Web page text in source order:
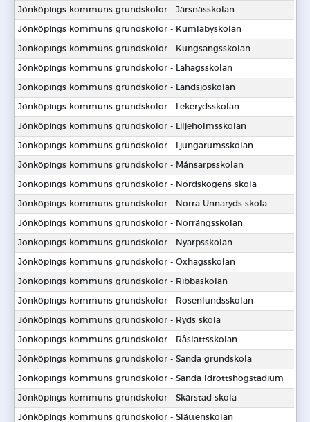
Jönköpings kommuns grundskolor - Järsnässkolan
Jönköpings kommuns grundskolor - Kumlabyskolan
Jönköpings kommuns grundskolor - Kungsängsskolan
Jönköpings kommuns grundskolor - Lahagsskolan
Jönköpings kommuns grundskolor - Landsjöskolan
Jönköpings kommuns grundskolor - Lekerydsskolan
Jönköpings kommuns grundskolor - Liljeholmsskolan
Jönköpings kommuns grundskolor - Ljungarumsskolan
Jönköpings kommuns grundskolor - Månsarpsskolan
Jönköpings kommuns grundskolor - Nordskogens skola
Jönköpings kommuns grundskolor - Norra Unnaryds skola
Jönköpings kommuns grundskolor - Norrängsskolan
Jönköpings kommuns grundskolor - Nyarpsskolan
Jönköpings kommuns grundskolor - Oxhagsskolan
Jönköpings kommuns grundskolor - Ribbaskolan
Jönköpings kommuns grundskolor - Rosenlundsskolan
Jönköpings kommuns grundskolor - Ryds skola
Jönköpings kommuns grundskolor - Råslättsskolan
Jönköpings kommuns grundskolor - Sanda grundskola
Jönköpings kommuns grundskolor - Sanda Idrottshögstadium
Jönköpings kommuns grundskolor - Skärstad skola
Jönköpings kommuns grundskolor - Slättenskolan